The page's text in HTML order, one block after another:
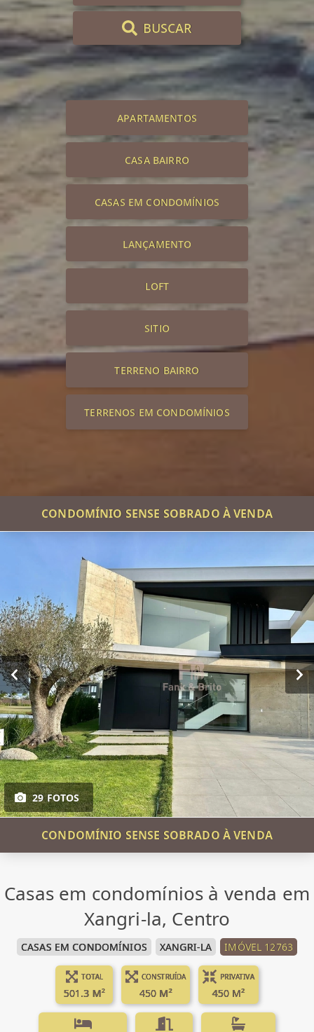
BUSCAR
APARTAMENTOS
CASA BAIRRO
CASAS EM CONDOMÍNIOS
LANÇAMENTO
LOFT
SITIO
TERRENO BAIRRO
TERRENOS EM CONDOMÍNIOS
CONDOMÍNIO SENSE SOBRADO À VENDA
29 FOTOS
CONDOMÍNIO SENSE SOBRADO À VENDA
Casas em condomínios à venda em
Xangri-la, Centro
CASAS EM CONDOMÍNIOS XANGRI-LA IMÓVEL 12763
TOTAL
501.3 M²
CONSTRUÍDA
450 M²
PRIVATIVA
450 M²